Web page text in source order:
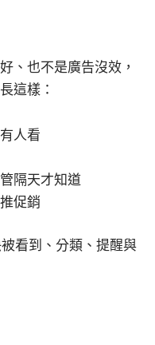
、也不是廣告沒效，
這樣：
人看
隔天才知道
促銷
看到、分類、提醒與